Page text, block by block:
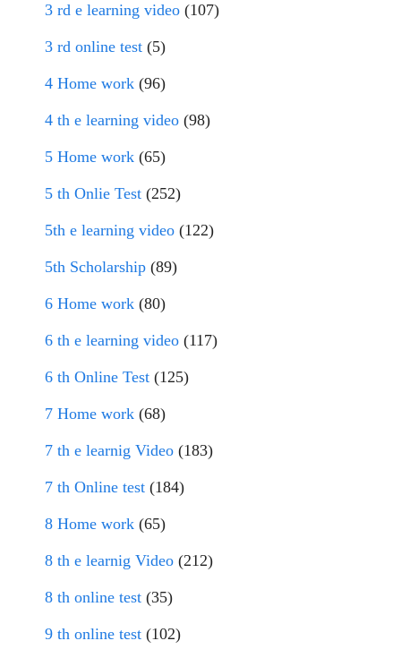
3 rd e learning video (107)
3 rd online test (5)
4 Home work (96)
4 th e learning video (98)
5 Home work (65)
5 th Onlie Test (252)
5th e learning video (122)
5th Scholarship (89)
6 Home work (80)
6 th e learning video (117)
6 th Online Test (125)
7 Home work (68)
7 th e learnig Video (183)
7 th Online test (184)
8 Home work (65)
8 th e learnig Video (212)
8 th online test (35)
9 th online test (102)